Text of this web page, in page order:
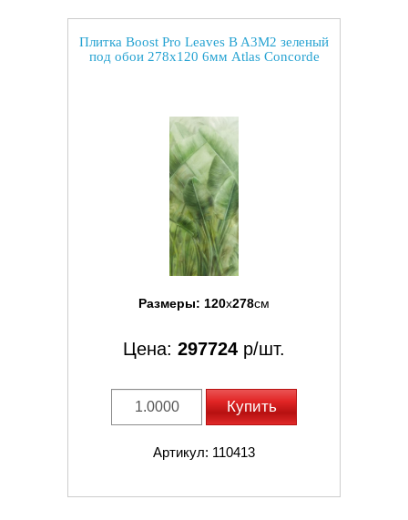
Плитка Boost Pro Leaves B A3M2 зеленый
под обои 278x120 6мм Atlas Concorde
Размеры: 120x278см
Цена: 297724 р/шт.
Купить
Артикул: 110413